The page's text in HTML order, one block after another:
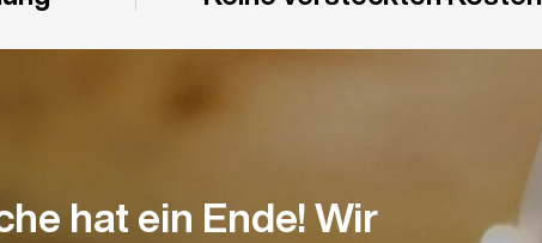
hat ein Ende! Wir